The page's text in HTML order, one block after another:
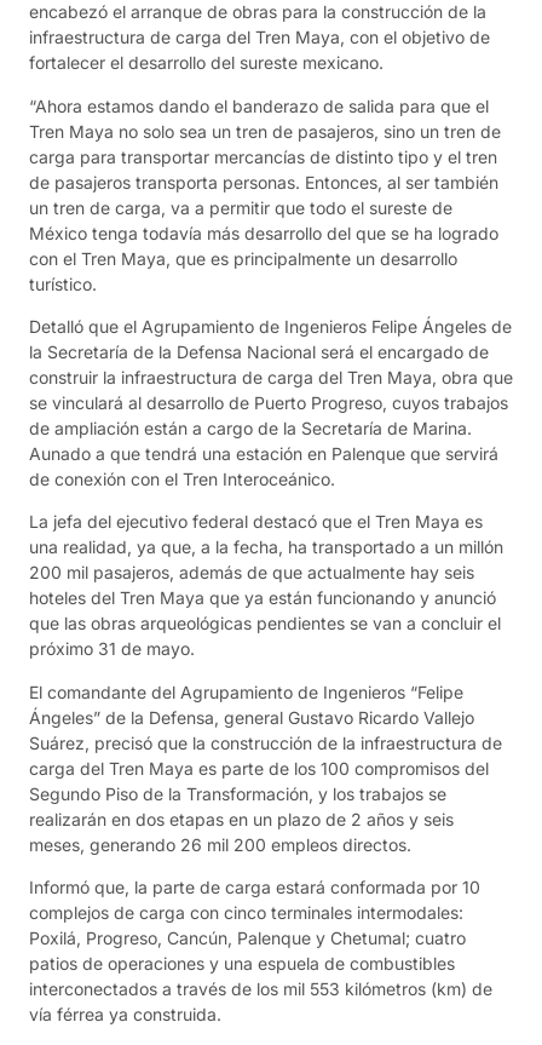
encabezó el arranque de obras para la construcción de la
infraestructura de carga del Tren Maya, con el objetivo de
fortalecer el desarrollo del sureste mexicano.
“Ahora estamos dando el banderazo de salida para que el
Tren Maya no solo sea un tren de pasajeros, sino un tren de
carga para transportar mercancías de distinto tipo y el tren
de pasajeros transporta personas. Entonces, al ser también
un tren de carga, va a permitir que todo el sureste de
México tenga todavía más desarrollo del que se ha logrado
con el Tren Maya, que es principalmente un desarrollo
turístico.
Detalló que el Agrupamiento de Ingenieros Felipe Ángeles de
la Secretaría de la Defensa Nacional será el encargado de
construir la infraestructura de carga del Tren Maya, obra que
se vinculará al desarrollo de Puerto Progreso, cuyos trabajos
de ampliación están a cargo de la Secretaría de Marina.
Aunado a que tendrá una estación en Palenque que servirá
de conexión con el Tren Interoceánico.
La jefa del ejecutivo federal destacó que el Tren Maya es
una realidad, ya que, a la fecha, ha transportado a un millón
200 mil pasajeros, además de que actualmente hay seis
hoteles del Tren Maya que ya están funcionando y anunció
que las obras arqueológicas pendientes se van a concluir el
próximo 31 de mayo.
El comandante del Agrupamiento de Ingenieros “Felipe
Ángeles” de la Defensa, general Gustavo Ricardo Vallejo
Suárez, precisó que la construcción de la infraestructura de
carga del Tren Maya es parte de los 100 compromisos del
Segundo Piso de la Transformación, y los trabajos se
realizarán en dos etapas en un plazo de 2 años y seis
meses, generando 26 mil 200 empleos directos.
Informó que, la parte de carga estará conformada por 10
complejos de carga con cinco terminales intermodales:
Poxilá, Progreso, Cancún, Palenque y Chetumal; cuatro
patios de operaciones y una espuela de combustibles
interconectados a través de los mil 553 kilómetros (km) de
vía férrea ya construida.